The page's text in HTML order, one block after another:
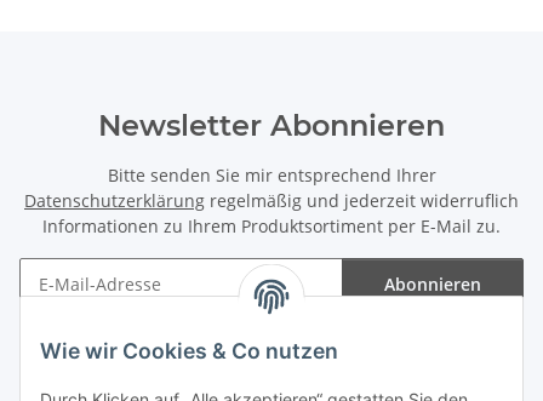
Wie wir Cookies & Co nutzen
Newsletter Abonnieren
Bitte senden Sie mir entsprechend Ihrer
Datenschutzerklärung regelmäßig und jederzeit widerruflich
Informationen zu Ihrem Produktsortiment per E-Mail zu.
Abonnieren